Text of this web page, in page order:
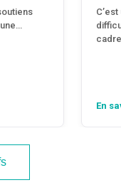
En